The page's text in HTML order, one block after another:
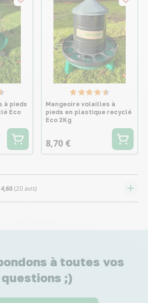
à pieds
Eco
Mangeoire volailles à
pieds en plastique recyclé
Eco 2Kg
8,70 €
4,60 (20 avis)
à toutes vos
questions ;)